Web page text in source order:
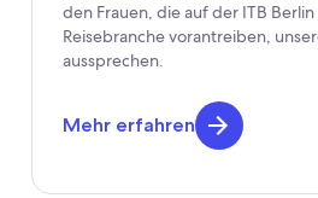
den Frauen, die auf der ITB
Reisebranche vorantreiben,
aussprechen.
Mehr erfahren